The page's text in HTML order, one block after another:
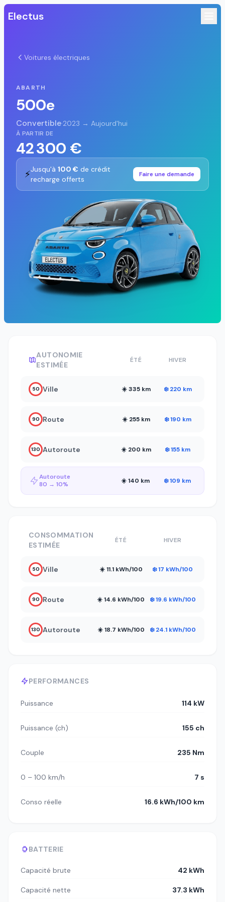
Electus
Voitures électriques
ABARTH
500e
Convertible·2023 → Aujourd'hui
À PARTIR DE
42 300 €
⚡Jusqu'à 100 € de crédit
recharge offerts
Faire une demande
AUTONOMIE
ESTIMÉE
ÉTÉ HIVER
50 Ville ☀️ 335 km ❄️ 220 km
90 Route ☀️ 255 km ❄️ 190 km
130 Autoroute ☀️ 200 km ❄️ 155 km
Autoroute
80 → 10%
☀️ 140 km ❄️ 109 km
PERFORMANCES
Puissance 114 kW
Puissance (ch) 155 ch
Couple 235 Nm
0 – 100 km/h 7 s
Conso réelle 16.6 kWh/100 km
BATTERIE
Capacité brute 42 kWh
Capacité nette 37.3 kWh
CONSOMMATION
ESTIMÉE
ÉTÉ HIVER
50 Ville ☀️ 11.1 kWh/100 ❄️ 17 kWh/100
90 Route ☀️ 14.6 kWh/100 ❄️ 19.6 kWh/100
130 Autoroute ☀️ 18.7 kWh/100 ❄️ 24.1 kWh/100